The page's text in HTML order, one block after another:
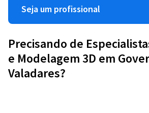
Seja um profissional
Precisando de
e Modelagem 3D em
Valadares?